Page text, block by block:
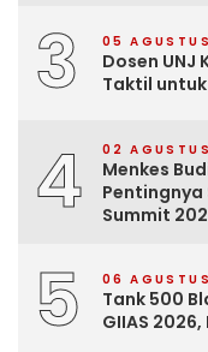
3 05
Dosen UNJ
Taktil
4 02
Menkes
Summit
5 06
Tank 500
GIIAS